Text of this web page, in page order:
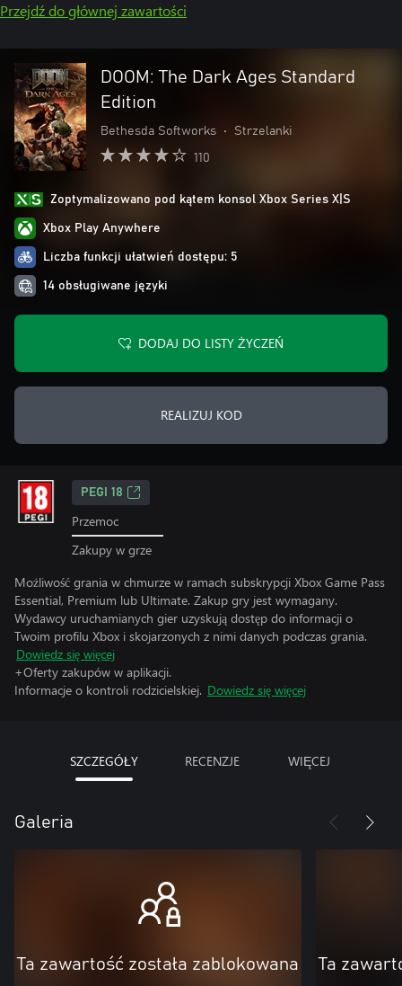
Przejdź do głównej zawartości
DOOM: The Dark Ages Standard
Edition
Bethesda Softworks • Strzelanki
110
Zoptymalizowano pod kątem konsol Xbox Series X|S
Xbox Play Anywhere
Liczba funkcji ułatwień dostępu: 5
14 obsługiwane języki
DODAJ DO LISTY ŻYCZEŃ
REALIZUJ KOD
PEGI 18
Przemoc
Zakupy w grze
Możliwość grania w chmurze w ramach subskrypcji Xbox Game Pass
Essential, Premium lub Ultimate. Zakup gry jest wymagany.
Wydawcy uruchamianych gier uzyskują dostęp do informacji o
Twoim profilu Xbox i skojarzonych z nimi danych podczas grania.
Dowiedz się więcej
+Oferty zakupów w aplikacji.
Informacje o kontroli rodzicielskiej. Dowiedz się więcej
SZCZEGÓŁY RECENZJE WIĘCEJ
Galeria
Ta zawartość została zablokowana Ta